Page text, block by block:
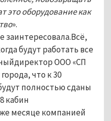
это оборудование как
».
заинтересовала.Всё,
будут работать все
ООО «СП
что к 30
полностью сданы
кабин
месяце компанией